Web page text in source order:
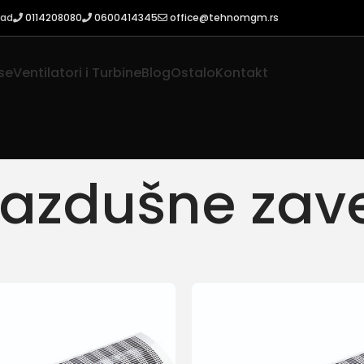
0114208080 0600414345 office@tehnomgm.rs
Ventilatori i TurbineBlogOstaloKontakt